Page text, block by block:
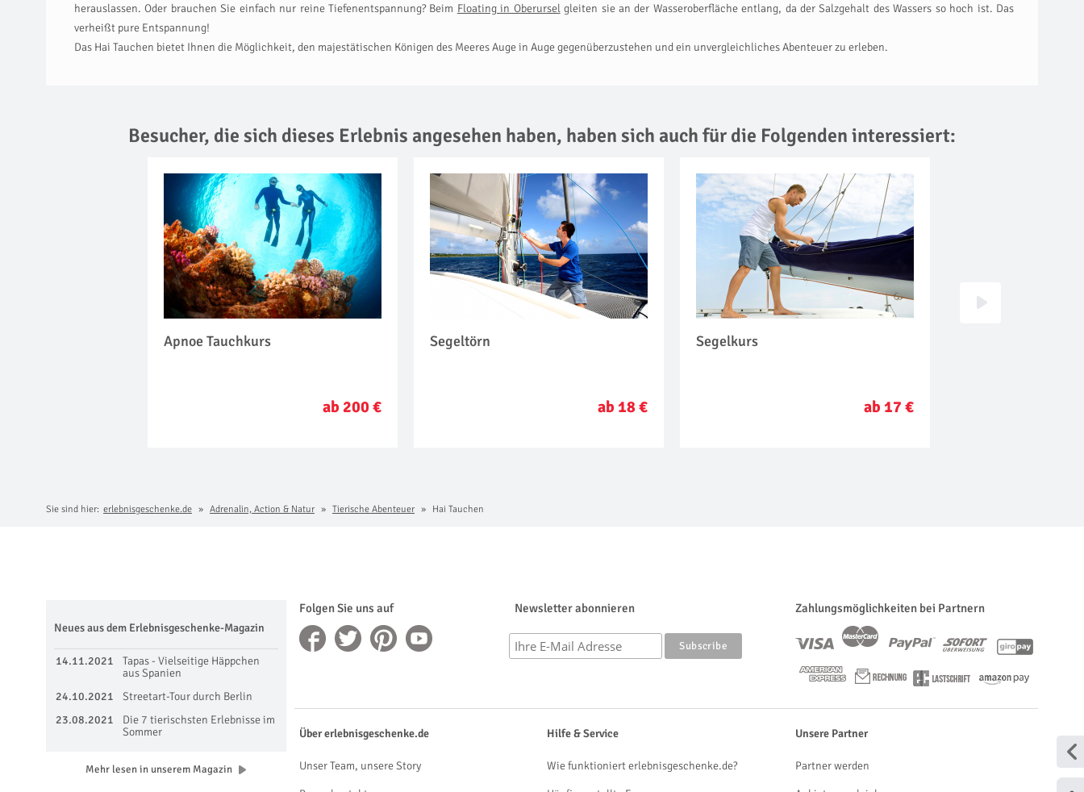
herauslassen. Oder brauchen Sie einfach nur reine Tiefenentspannung? Beim Floating in Oberurselgleiten sie an der Wasseroberfläche entlang, da der Salzgehalt des Wassers so hoch ist. Das
verheißt pure Entspannung!
Das Hai Tauchen bietet Ihnen die Möglichkeit, den majestätischen Königen des Meeres Auge in Auge gegenüberzustehen und ein unvergleichliches Abenteuer zu erleben.
Besucher, die sich dieses Erlebnis angesehen haben, haben sich auch für die Folgenden interessiert:
Apnoe Tauchkurs
ab 200 €
Segeltörn
ab 18 €
Segelkurs
ab 17 €
Sie sind hier: erlebnisgeschenke.de Adrenalin, Action & Natur Tierische Abenteuer Hai Tauchen
Folgen Sie uns auf Newsletter abonnieren Zahlungsmöglichkeiten bei Partnern
Neues aus dem Erlebnisgeschenke-Magazin
14.11.2021
Tapas - Vielseitige Häppchen
aus Spanien
24.10.2021
Streetart-Tour durch Berlin
23.08.2021
Die 7 tierischsten Erlebnisse im
Sommer
Mehr lesen in unserem Magazin
Über erlebnisgeschenke.de
Unser Team, unsere Story
Hilfe & Service
Wie funktioniert erlebnisgeschenke.de?
Unsere Partner
Partner werden